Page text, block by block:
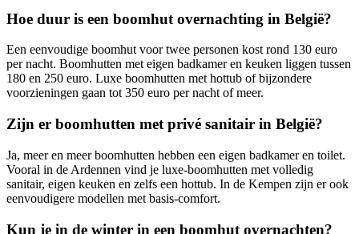
Hoe duur is een boomhut overnachting in België?
Een eenvoudige boomhut voor twee personen kost rond 130 euro
per nacht. Boomhutten met eigen badkamer en keuken liggen tussen
180 en 250 euro. Luxe boomhutten met hottub of bijzondere
voorzieningen gaan tot 350 euro per nacht of meer.
Zijn er boomhutten met privé sanitair in België?
Ja, meer en meer boomhutten hebben een eigen badkamer en toilet.
Vooral in de Ardennen vind je luxe-boomhutten met volledig
sanitair, eigen keuken en zelfs een hottub. In de Kempen zijn er ook
eenvoudigere modellen met basis-comfort.
Kun je in de winter in een boomhut overnachten?